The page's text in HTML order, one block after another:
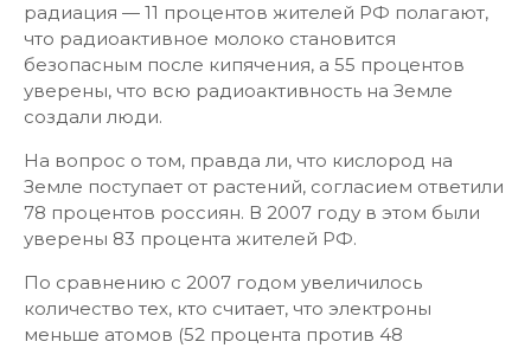
радиация — 11 процентов жителей РФ полагают,
что радиоактивное молоко становится
безопасным после кипячения, а 55 процентов
уверены, что всю радиоактивность на Земле
создали люди.
На вопрос о том, правда ли, что кислород на
Земле поступает от растений, согласием ответили
78 процентов россиян. В 2007 году в этом были
уверены 83 процента жителей РФ.
По сравнению с 2007 годом увеличилось
количество тех, кто считает, что электроны
меньше атомов (52 процента против 48